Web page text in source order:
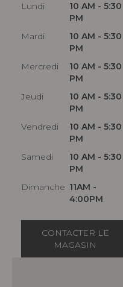
Lundi
10 AM - 5:30
PM
Mardi
10 AM - 5:30
PM
Mercredi
10 AM - 5:30
PM
Jeudi
10 AM - 5:30
PM
Vendredi
10 AM - 5:30
PM
Samedi
10 AM - 5:30
PM
Dimanche 11AM -
4:00PM
CONTACTER LE
MAGASIN